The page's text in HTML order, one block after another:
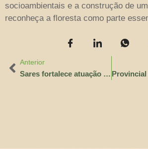
socioambientais e a construção de
reconheça a floresta como parte
Anterior
Sares fortalece atuação com chegada de novo coordenador de projetos